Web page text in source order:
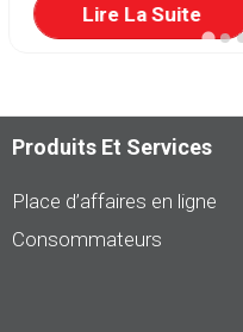
Lire La Suite
Produits Et Services
Place d’affaires en ligne
Consommateurs